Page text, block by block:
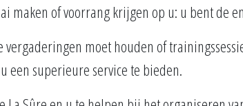
maken of voorrang krijgen op u: u bent de
moet houden of
een superieure service te bieden.